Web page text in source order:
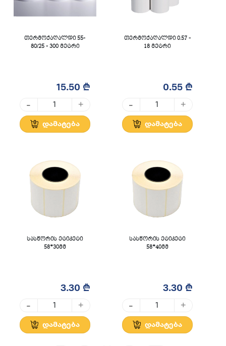
თერმოქაღალდი 55-
80/25 - 300 მეტრი
15.50 ₾
- +
დამატება
თერმოქაღალდი 0.57 -
18 მეტრი
0.55 ₾
- +
დამატება
სასწორის ეტიკეტი
58*30მმ
3.30 ₾
- +
დამატება
სასწორის ეტიკეტი
58*40მმ
3.30 ₾
- +
დამატება